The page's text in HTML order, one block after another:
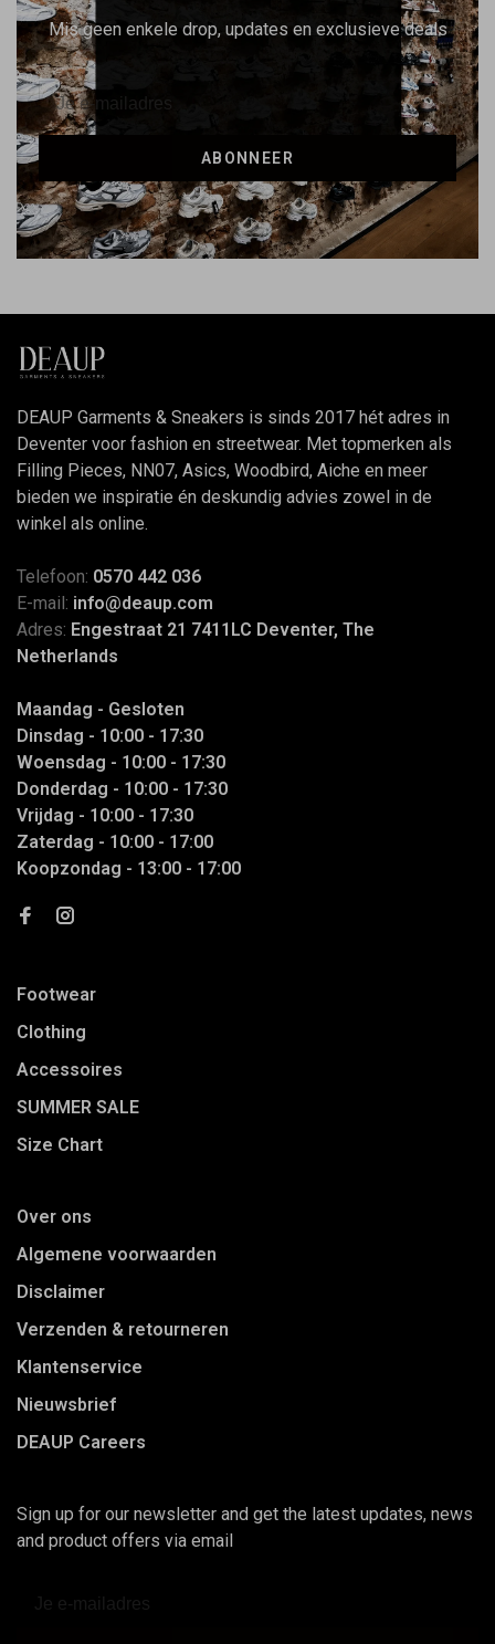
Mis geen enkele drop, updates en exclusieve deals
ABONNEER
DEAUP Garments & Sneakers is sinds 2017 hét adres in
Deventer voor fashion en streetwear. Met topmerken als
Filling Pieces, NN07, Asics, Woodbird, Aiche en meer
bieden we inspiratie én deskundig advies zowel in de
winkel als online.
Telefoon: 0570 442 036
E-mail: info@deaup.com
Adres: Engestraat 21 7411LC Deventer, The
Netherlands
Maandag - Gesloten
Dinsdag - 10:00 - 17:30
Woensdag - 10:00 - 17:30
Donderdag - 10:00 - 17:30
Vrijdag - 10:00 - 17:30
Zaterdag - 10:00 - 17:00
Koopzondag - 13:00 - 17:00
Footwear
Clothing
Accessoires
SUMMER SALE
Size Chart
Over ons
Algemene voorwaarden
Disclaimer
Verzenden & retourneren
Klantenservice
Nieuwsbrief
DEAUP Careers
Sign up for our newsletter and get the latest updates, news
and product offers via email